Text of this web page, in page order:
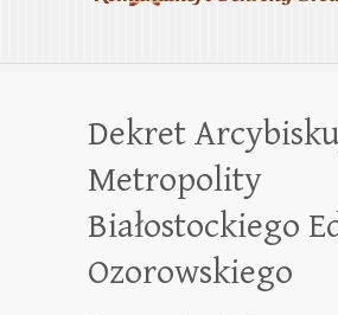
Ochrony
Dekret
Metropolity
Białostockiego
Ozorowskiego